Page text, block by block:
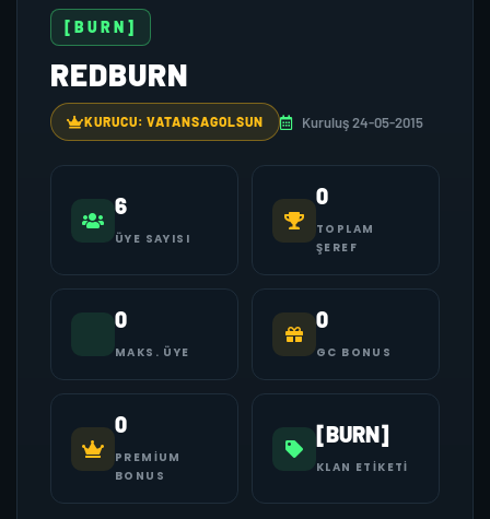
[BURN]
REDBURN
KURUCU: VATANSAGOLSUN Kuruluş 24-05-2015
6
ÜYE SAYISI
0
TOPLAM
ŞEREF
0
MAKS. ÜYE
0
GC BONUS
0
PREMIUM
BONUS
[BURN]
KLAN ETIKETI